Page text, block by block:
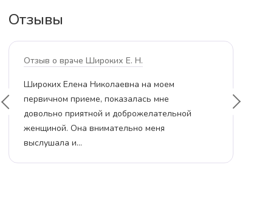
Отзывы
Отзыв о враче Широких Е. Н.
Широких Елена Николаевна на моем
первичном приеме, показалась мне
довольно приятной и доброжелательной
женщиной. Она внимательно меня
выслушала и…